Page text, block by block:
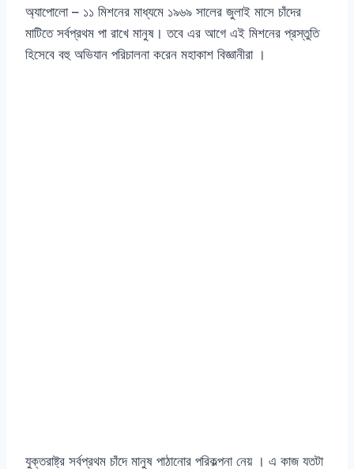
অ্যাপোলো – ১১ মিশনের মাধ্যমে ১৯৬৯ সালের জুলাই মাসে চাঁদের
মাটিতে সর্বপ্রথম পা রাখে মানুষ। তবে এর আগে এই মিশনের প্রস্তুতি
হিসেবে বহু অভিযান পরিচালনা করেন মহাকাশ বিজ্ঞানীরা ।
যুক্তরাষ্ট্র সর্বপ্রথম চাঁদে মানুষ পাঠানোর পরিকল্পনা নেয় । এ কাজ যতটা